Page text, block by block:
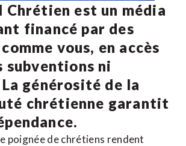
Chrétien est un média
financé par des
vous, en accès
subventions ni
générosité de la
chrétienne garantit
poignée de chrétiens rendent